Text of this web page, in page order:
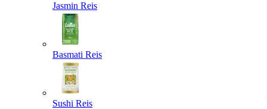
Jasmin Reis
Basmati Reis
Sushi Reis